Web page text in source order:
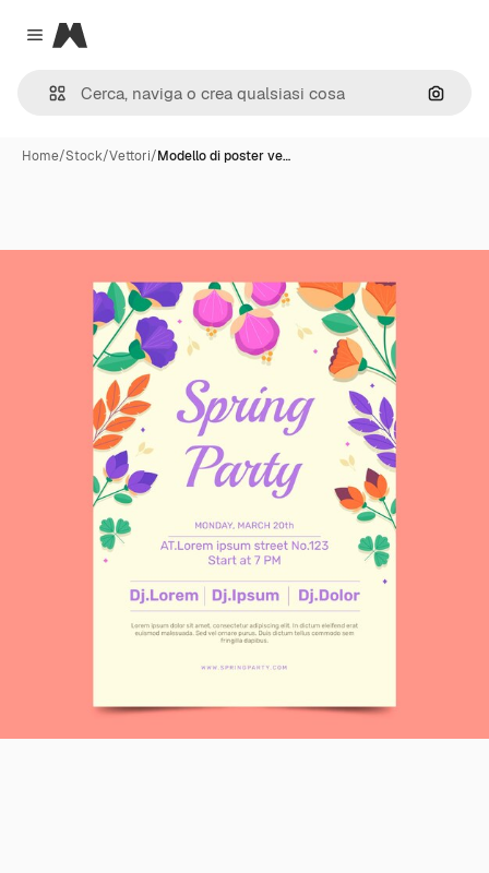
Close menu
Magnific
Cerca
Home/Stock/Vettori/Modello di poster ve…